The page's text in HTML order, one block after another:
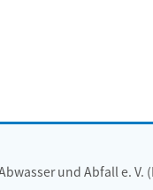
und Abfall e. V.